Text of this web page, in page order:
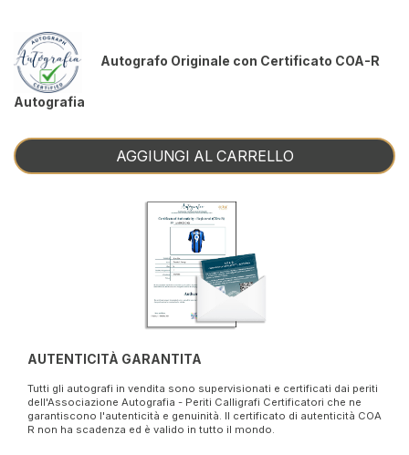
Autografo Originale con Certificato COA-R
Autografia
AGGIUNGI AL CARRELLO
AUTENTICITÀ GARANTITA
Tutti gli autografi in vendita sono supervisionati e certificati dai periti
dell'Associazione Autografia - Periti Calligrafi Certificatori che ne
garantiscono l'autenticità e genuinità. Il certificato di autenticità COA
R non ha scadenza ed è valido in tutto il mondo.